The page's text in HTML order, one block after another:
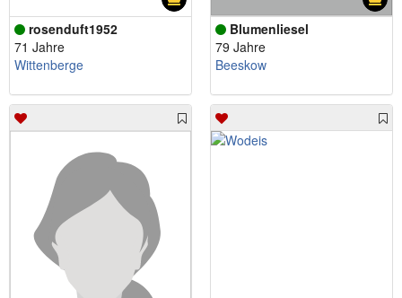
rosenduft1952
71 Jahre
Wittenberge
Blumenliesel
79 Jahre
Beeskow